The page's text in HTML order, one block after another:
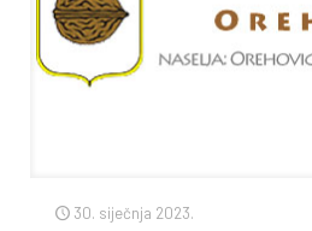
30. siječnja 2023.